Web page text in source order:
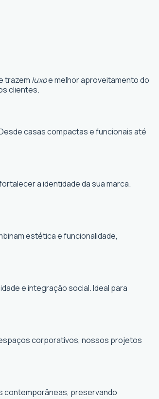
trazem luxoe melhor aproveitamento do
clientes.
casas compactas e funcionais até
a identidade da sua marca.
estética e funcionalidade,
e integração social. Ideal para
corporativos, nossos projetos
contemporâneas, preservando